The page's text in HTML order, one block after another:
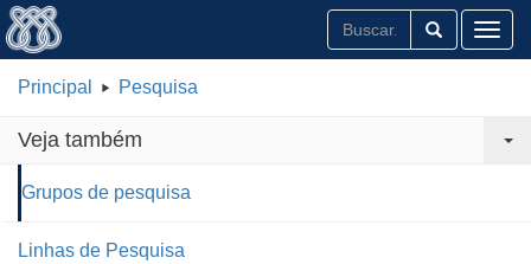
Principal Pesquisa
Veja também
Grupos de pesquisa
Linhas de Pesquisa